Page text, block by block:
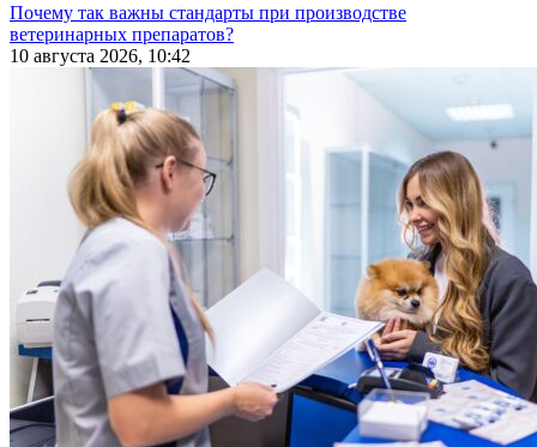
Почему так важны стандарты при производстве
ветеринарных препаратов?
10 августа 2026, 10:42